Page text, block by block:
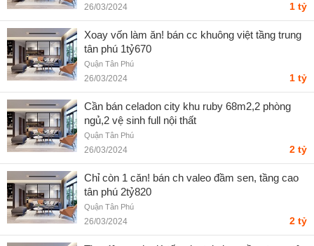
26/03/2024 1 tỷ
Xoay vốn làm ăn! bán cc khuông việt tầng trung
tân phú 1tỷ670
Quận Tân Phú
26/03/2024 1 tỷ
Cần bán celadon city khu ruby 68m2,2 phòng
ngủ,2 vệ sinh full nội thất
Quận Tân Phú
26/03/2024 2 tỷ
Chỉ còn 1 căn! bán ch valeo đầm sen, tầng cao
tân phú 2tỷ820
Quận Tân Phú
26/03/2024 2 tỷ